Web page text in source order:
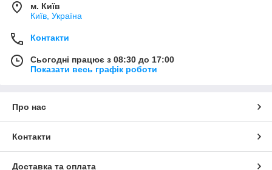
м. Київ
Київ, Україна
Контакти
Сьогодні працює з 08:30 до 17:00
Показати весь графік роботи
Про нас
Контакти
Доставка та оплата